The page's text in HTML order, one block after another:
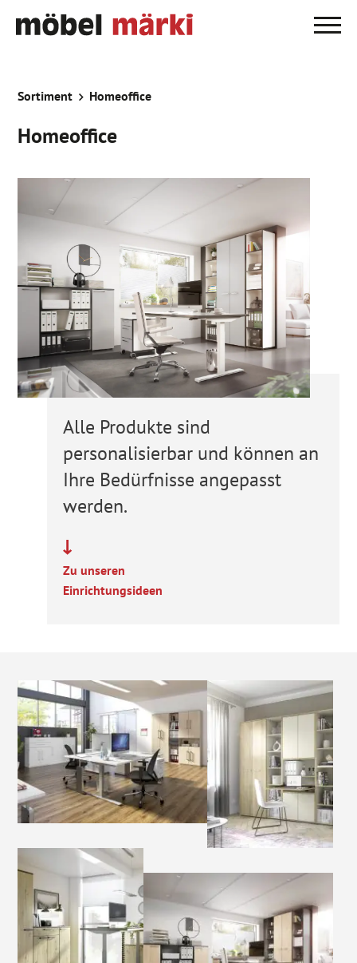
Sortiment Homeoffice
Homeoffice
Alle Produkte sind
personalisierbar und können an
Ihre Bedürfnisse angepasst
werden.
Zu unseren
Einrichtungsideen